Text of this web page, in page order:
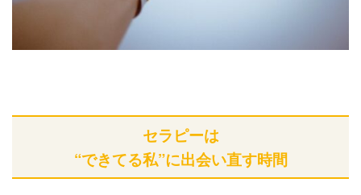
セラピーは
“できてる私”に出会い直す時間